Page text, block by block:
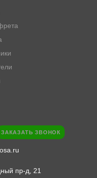
ЗАКАЗАТЬ ЗВОНОК
пр-д, 21